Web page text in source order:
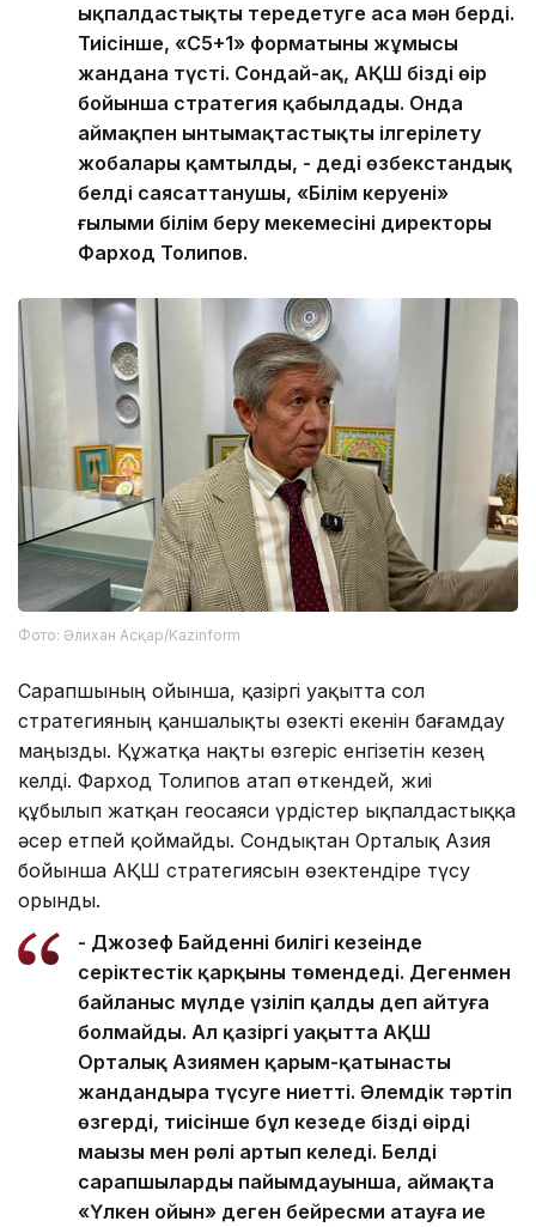
ықпалдастықты тереңдетуге аса мән берді.
Тиісінше, «С5+1» форматының жұмысы
жандана түсті. Сондай-ақ, АҚШ біздің өңір
бойынша стратегия қабылдады. Онда
аймақпен ынтымақтастықты ілгерілету
жобалары қамтылды, - деді өзбекстандық
белді саясаттанушы, «Білім керуені»
ғылыми білім беру мекемесінің директоры
Фарход Толипов.
Фото: Әлихан Асқар/Kazinform
Сарапшының ойынша, қазіргі уақытта сол
стратегияның қаншалықты өзекті екенін бағамдау
маңызды. Құжатқа нақты өзгеріс енгізетін кезең
келді. Фарход Толипов атап өткендей, жиі
құбылып жатқан геосаяси үрдістер ықпалдастыққа
әсер етпей қоймайды. Сондықтан Орталық Азия
бойынша АҚШ стратегиясын өзектендіре түсу
орынды.
- Джозеф Байденнің билігі кезеңінде
серіктестік қарқыны төмендеді. Дегенмен
байланыс мүлде үзіліп қалды деп айтуға
болмайды. Ал қазіргі уақытта АҚШ
Орталық Азиямен қарым-қатынасты
жандандыра түсуге ниетті. Әлемдік тәртіп
өзгерді, тиісінше бұл кезеңде біздің өңірдің
маңызы мен рөлі артып келеді. Белді
сарапшылардың пайымдауынша, аймақта
«Үлкен ойын» деген бейресми атауға ие